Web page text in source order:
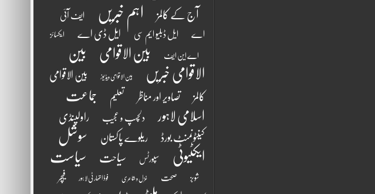
آج کے کالمز اہم خبریں ایف آئی
اے ایل ڈبلیو ایم سی ایل ڈی اے ایکسائز
اے این ایف بین الاقوامی
بین
الاقوامی خبریں
بین الاقوامی ویڈیوز بین الاقوامی
کالمز تصاویر اور مناظر تعلیم
جماعت
اسلامی لاہور
دلچسپ و عجیب راولپنڈی
کینٹونمنٹ بورڈ ریلوے پاکستان
سوشل
ایکٹیوٹی
سپورٹس سیاحت سیاست
شوبز صحت غزل و شاعری فوڈ اتھارٹی لاہور فیچر